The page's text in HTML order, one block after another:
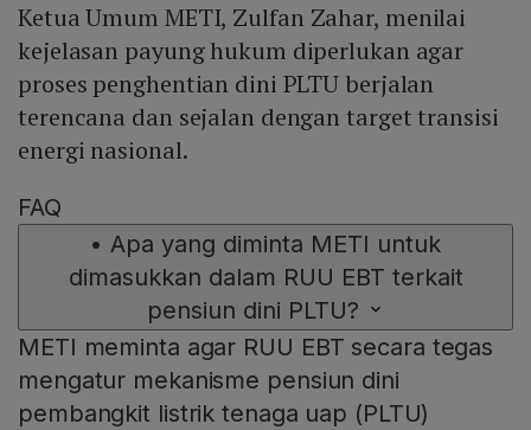
Ketua Umum METI, Zulfan Zahar, menilai
kejelasan payung hukum diperlukan agar
proses penghentian dini PLTU berjalan
terencana dan sejalan dengan target transisi
energi nasional.
FAQ
• Apa yang diminta METI untuk
dimasukkan dalam RUU EBT terkait
pensiun dini PLTU?
METI meminta agar RUU EBT secara tegas
mengatur mekanisme pensiun dini
pembangkit listrik tenaga uap (PLTU)